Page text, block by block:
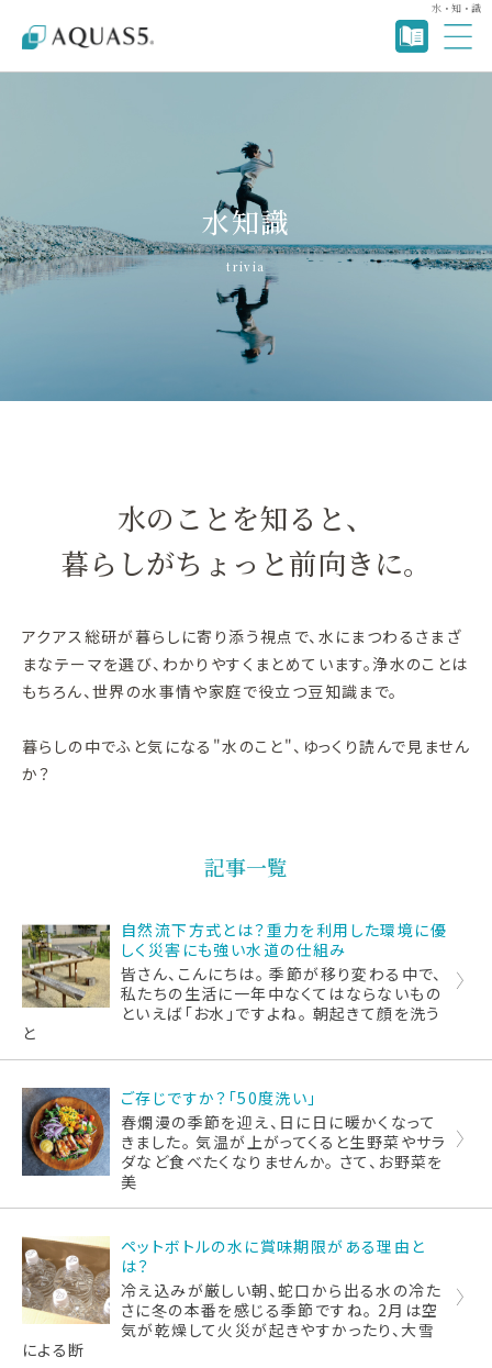
水・知・識
水知識
trivia
水のことを知ると、
暮らしがちょっと前向きに。
アクアス総研が暮らしに寄り添う視点で、水にまつわるさまざ
まなテーマを選び、わかりやすくまとめています。浄水のことは
もちろん、世界の水事情や家庭で役立つ豆知識まで。
暮らしの中でふと気になる"水のこと"、ゆっくり読んで見ません
か？
記事一覧
自然流下方式とは？重力を利用した環境に優
しく災害にも強い水道の仕組み
皆さん、こんにちは。 季節が移り変わる中で、
私たちの生活に一年中なくてはならないもの
といえば「お水」ですよね。 朝起きて顔を洗う
と
ご存じですか？「50度洗い」
春爛漫の季節を迎え、日に日に暖かくなって
きました。 気温が上がってくると生野菜やサラ
ダなど食べたくなりませんか。 さて、お野菜を
美
ペットボトルの水に賞味期限がある理由と
は？
冷え込みが厳しい朝、蛇口から出る水の冷た
さに冬の本番を感じる季節ですね。 2月は空
気が乾燥して火災が起きやすかったり、大雪
による断